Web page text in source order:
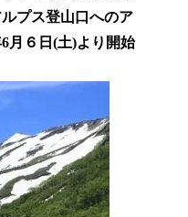
プス登山口へのア
月６日(土)より開始